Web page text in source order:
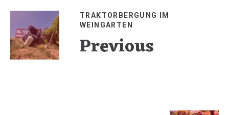
TRAKTORBERGUNG IM
WEINGARTEN
Previous